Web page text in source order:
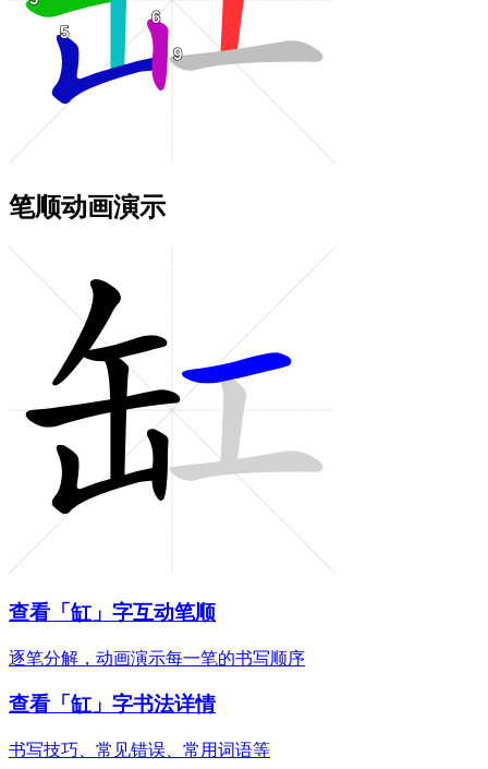
笔顺动画演示
查看「缸」字互动笔顺
逐笔分解，动画演示每一笔的书写顺序
查看「缸」字书法详情
书写技巧、常见错误、常用词语等